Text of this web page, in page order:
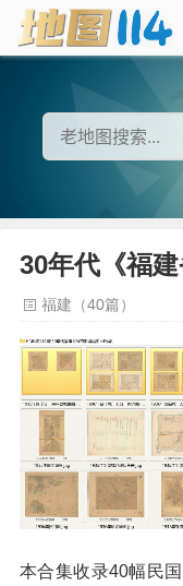
30年代《福
福建（40篇）
本合集收录40幅民